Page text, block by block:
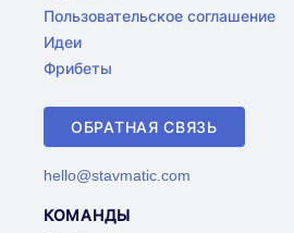
Пользовательское соглашение
Идеи
Фрибеты
ОБРАТНАЯ СВЯЗЬ
hello@stavmatic.com
КОМАНДЫ